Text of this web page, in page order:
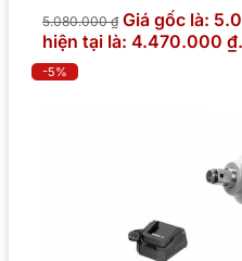
5.080.000₫ Giá gốc là:
hiện tại là: 4.470.000 ₫.
-5%